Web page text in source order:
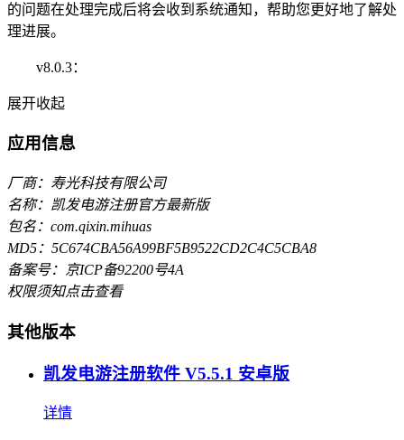
的问题在处理完成后将会收到系统通知，帮助您更好地了解处
理进展。
v8.0.3：
展开收起
应用信息
厂商：寿光科技有限公司
名称：凯发电游注册官方最新版
包名：com.qixin.mihuas
MD5：5C674CBA56A99BF5B9522CD2C4C5CBA8
备案号：京ICP备92200号4A
权限须知点击查看
其他版本
凯发电游注册软件 V5.5.1 安卓版
详情